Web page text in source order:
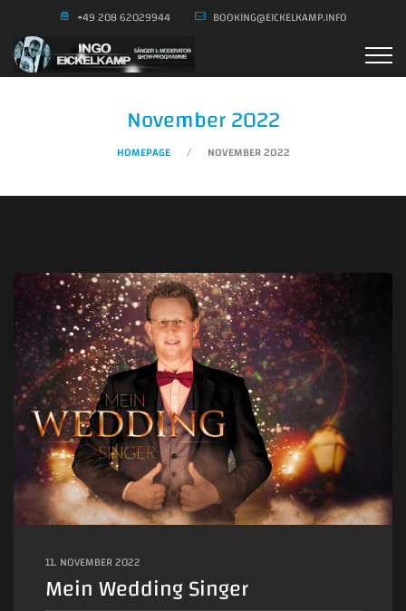
+49 208 62029944 BOOKING@EICKELKAMP.INFO
November 2022
HOMEPAGE NOVEMBER 2022
11. NOVEMBER 2022
Mein Wedding Singer